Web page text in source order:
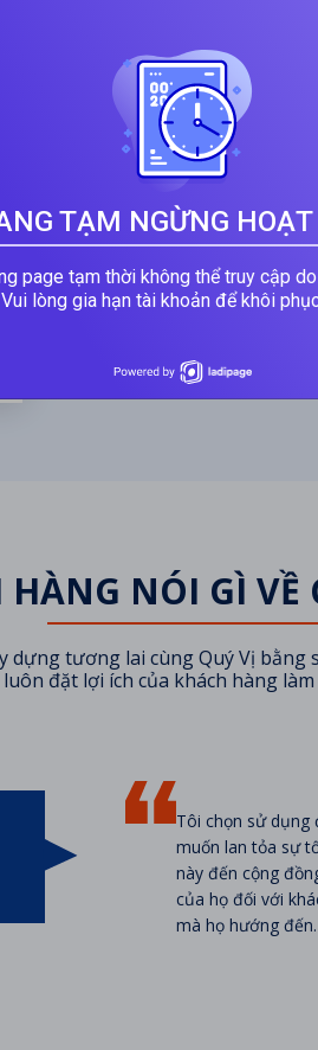
Giảm phát thải CO2, góp phần
bảo vệ môi trường đồng thời
giảm tiếng ồn khi trời mưa.
dựng tương lai cùng Quý Vị
luôn đặt lợi ích của khách hàng
HÀNG NÓI GÌ VỀ
Tôi chọn sử dụng
muốn lan tỏa sự
này đến cộng
của họ đối với
mà họ hướng đến.
TẠM NGỪNG
page tạm thời không thể truy cập
lòng gia hạn tài khoản để khôi